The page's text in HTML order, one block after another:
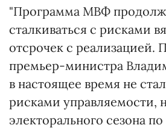
"Программа МВФ
сталкиваться с рисками
отсрочек с реализацией.
премьер-министра
в настоящее время не
рисками управляемости,
электорального сезона